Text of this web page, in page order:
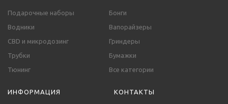
Подарочные наборы
Бонги
Водники
Вапорайзеры
CBD и микродозинг
Гриндеры
Трубки
Бумажки
Тюнинг
Все категории
ИНФОРМАЦИЯ КОНТАКТЫ